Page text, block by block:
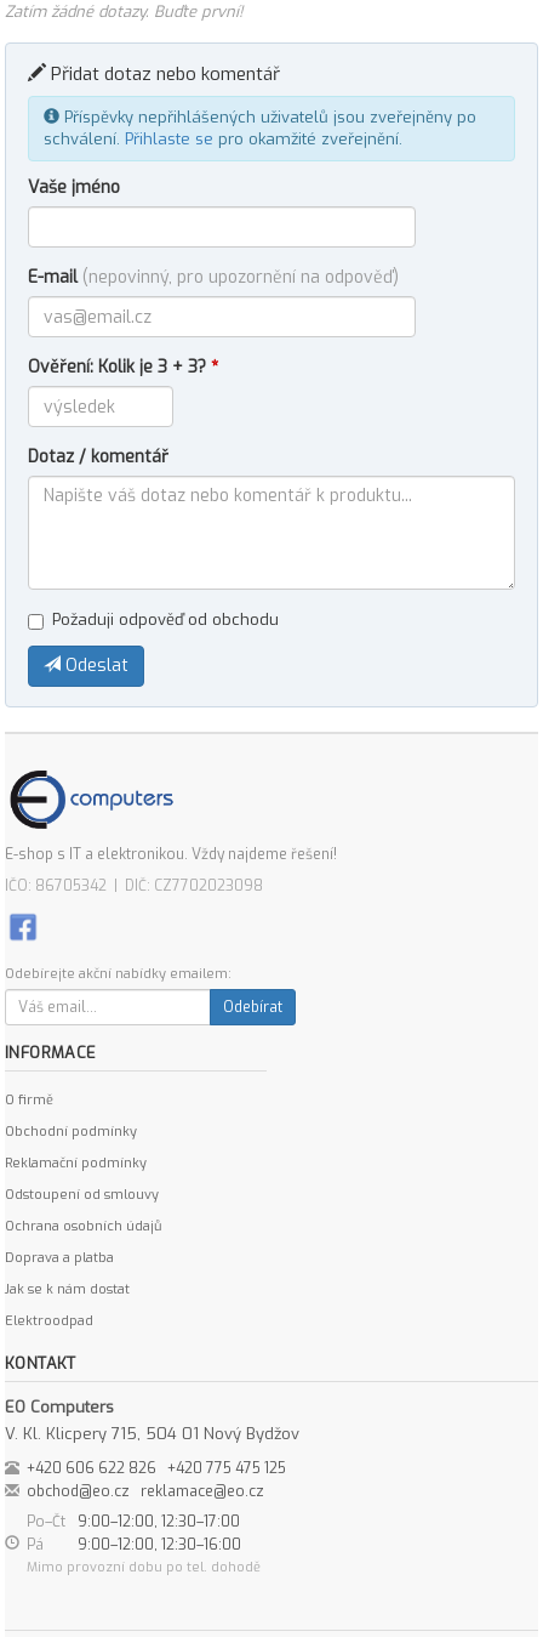
Zatím žádné dotazy. Buďte první!
Přidat dotaz nebo komentář
Příspěvky nepřihlášených uživatelů jsou zveřejněny po
schválení. Přihlaste se pro okamžité zveřejnění.
Vaše jméno
E-mail (nepovinný, pro upozornění na odpověď)
Ověření: Kolik je 3 + 3? *
Dotaz / komentář
Požaduji odpověď od obchodu
Odeslat
E-shop s IT a elektronikou. Vždy najdeme řešení!
IČO: 86705342 | DIČ: CZ7702023098
Odebírejte akční nabídky emailem:
Odebírat
INFORMACE
O firmě
Obchodní podmínky
Reklamační podmínky
Odstoupení od smlouvy
Ochrana osobních údajů
Doprava a platba
Jak se k nám dostat
Elektroodpad
KONTAKT
EO Computers
V. Kl. Klicpery 715, 504 01 Nový Bydžov
+420 606 622 826
+420 775 475 125
obchod@eo.cz
reklamace@eo.cz
Po–Čt
9:00–12:00, 12:30–17:00
Pá
9:00–12:00, 12:30–16:00
Mimo provozní dobu po tel. dohodě